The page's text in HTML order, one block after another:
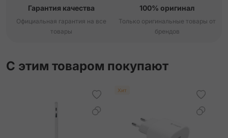
Гарантия качества
Официальная гарантия на все
товары
100% оригинал
Только оригинальные товары от
брендов
С этим товаром покупают
Хит